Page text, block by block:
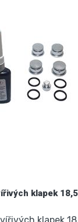
klapek